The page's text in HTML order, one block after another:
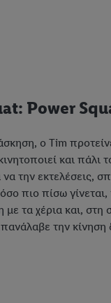
Power
ο Tim
και πάλι
να την εκτελέσεις,
πιο πίσω
με τα χέρια και, στη
την κίνηση